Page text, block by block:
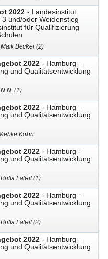
2022 - Landesinstitut
und/oder Weidenstieg
für Qualifizierung
Becker (2)
2022 - Hamburg -
und Qualitätsentwicklung
(1)
2022 - Hamburg -
und Qualitätsentwicklung
Köhn
2022 - Hamburg -
und Qualitätsentwicklung
Lateit (1)
2022 - Hamburg -
und Qualitätsentwicklung
Lateit (2)
2022 - Hamburg -
und Qualitätsentwicklung